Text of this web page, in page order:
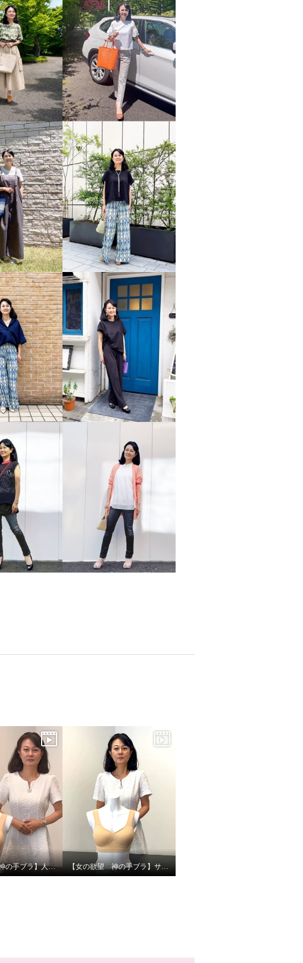
【女の欲望 神の手ブラ】人気のひみつ 【女の欲望 神の手ブラ】サイズ選びのポイント